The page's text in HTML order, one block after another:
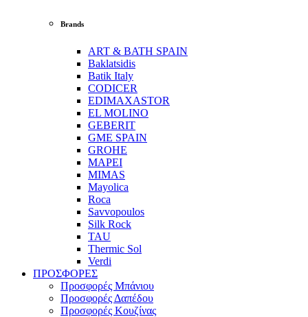
Brands
ART & BATH SPAIN
Baklatsidis
Batik Italy
CODICER
EDIMAXASTOR
EL MOLINO
GEBERIT
GME SPAIN
GROHE
MAPEI
MIMAS
Mayolica
Roca
Savvopoulos
Silk Rock
TAU
Thermic Sol
Verdi
ΠΡΟΣΦΟΡΕΣ
Προσφορές Μπάνιου
Προσφορές Δαπέδου
Προσφορές Κουζίνας